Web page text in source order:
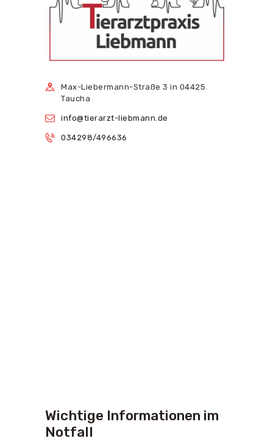
Max-Liebermann-Straße 3 in 04425
Taucha
info@tierarzt-liebmann.de
034298/496636
Wichtige Informationen im
Notfall